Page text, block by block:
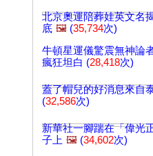
北京奧運陪葬娃英文名
底 🖼️ (35,734次)
牛頓星運儀驚震無神論
瘋狂坦白 (28,418次)
蓋了帽兒的好消息來自
(32,586次)
新華社一腳踹在「偉光
子上 🖼️ (34,602次)